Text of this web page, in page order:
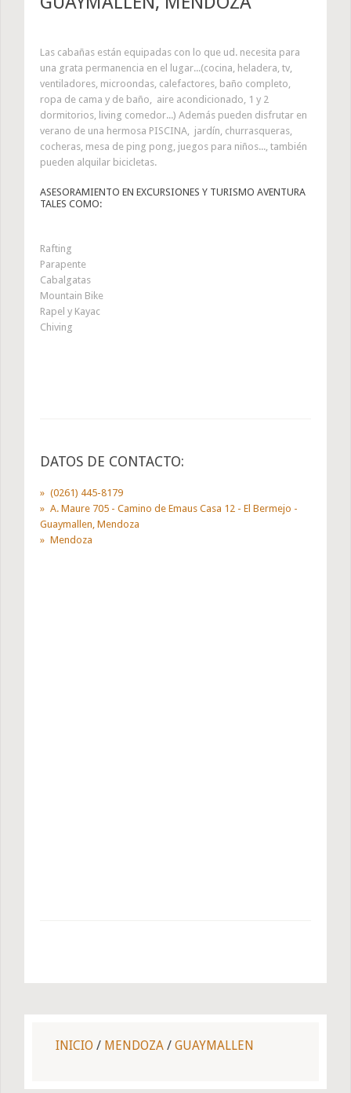
Las cabañas están equipadas con lo que ud. necesita para
una grata permanencia en el lugar...(cocina, heladera, tv,
ventiladores, microondas, calefactores, baño completo,
ropa de cama y de baño, aire acondicionado, 1 y 2
dormitorios, living comedor...) Además pueden disfrutar en
verano de una hermosa PISCINA, jardín, churrasqueras,
cocheras, mesa de ping pong, juegos para niños..., también
pueden alquilar bicicletas.
ASESORAMIENTO EN EXCURSIONES Y TURISMO AVENTURA
TALES COMO:
Rafting
Parapente
Cabalgatas
Mountain Bike
Rapel y Kayac
Chiving
DATOS DE CONTACTO:
(0261) 445-8179
A. Maure 705 - Camino de Emaus Casa 12 - El Bermejo -
Guaymallen, Mendoza
Mendoza
INICIO / MENDOZA / GUAYMALLEN